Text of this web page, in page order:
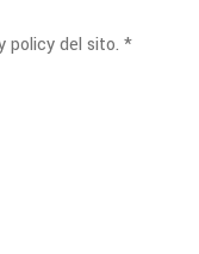
policy del sito. *